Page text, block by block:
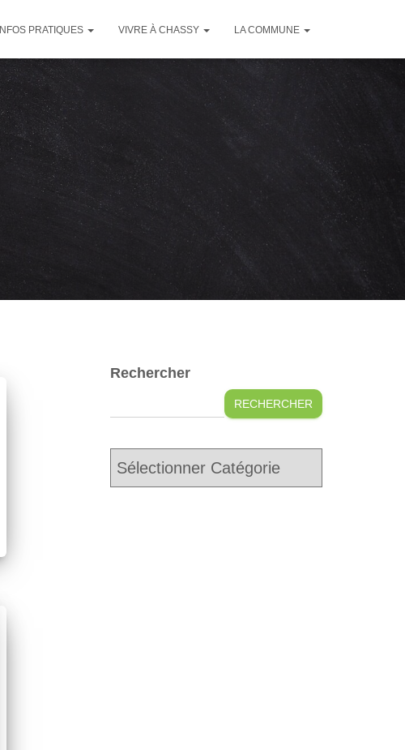
INFOS PRATIQUES VIVRE À CHASSY LA COMMUNE
Rechercher
RECHERCHER